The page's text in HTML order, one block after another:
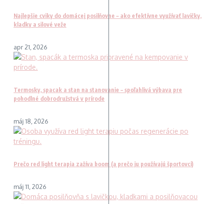
Najlepšie cviky do domácej posilňovne – ako efektívne využívať lavičky,
kladky a silové veže
apr 21, 2026
Termosky, spacak a stan na stanovanie – spoľahlivá výbava pre
pohodlné dobrodružstvá v prírode
máj 18, 2026
Prečo red light terapia zažíva boom (a prečo ju používajú športovci)
máj 11, 2026